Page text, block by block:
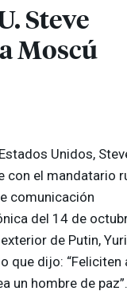
Steve
Moscú
Unidos,
con el mandatario
comunicación
del 14 de
de Putin, Yuri
que dijo: “Feliciten
un hombre de paz”.